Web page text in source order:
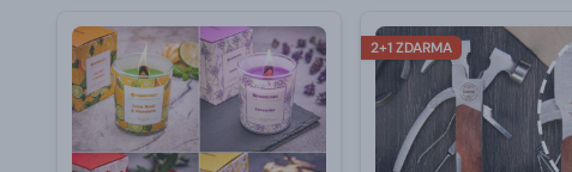
2+1 ZDARMA